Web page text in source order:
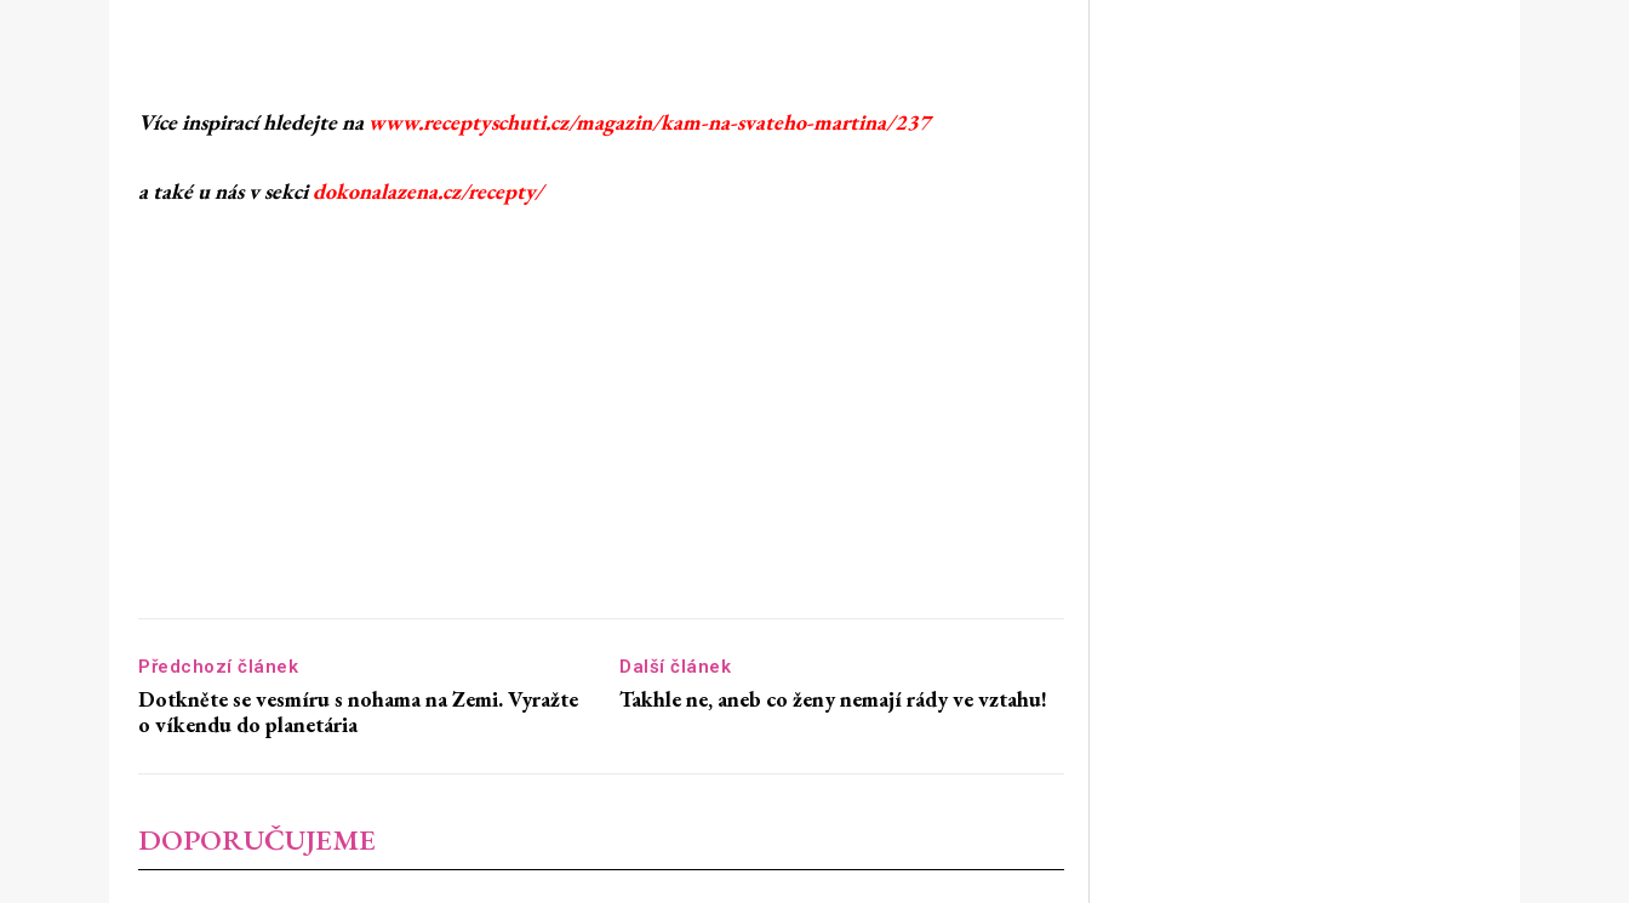
Více inspirací hledejte na www.receptyschuti.cz/magazin/kam-na-svateho-martina/237
a také u nás v sekcidokonalazena.cz/recepty/
Předchozí článek
Dotkněte se vesmíru s nohama na Zemi. Vyražte
o víkendu do planetária
Další článek
Takhle ne, aneb co ženy nemají rády ve vztahu!
DOPORUČUJEME